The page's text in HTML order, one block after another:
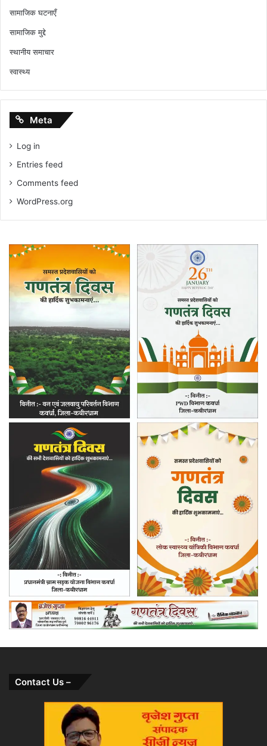
सामाजिक घटनाएँ
सामाजिक मुद्दे
स्थानीय समाचार
स्वास्थ्य
Meta
Log in
Entries feed
Comments feed
WordPress.org
Contact Us –